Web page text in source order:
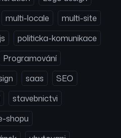
multi-locale
multi-site
politicka-komunikace
Programování
saas
SEO
stavebnictvi
shopu